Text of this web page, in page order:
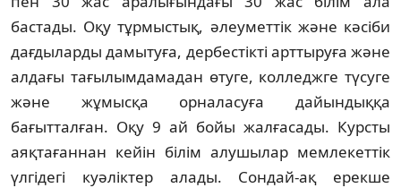
бастады. Оқу тұрмыстық, әлеуметтік және кәсіби
дағдыларды дамытуға, дербестікті арттыруға және
алдағы тағылымдамадан өтуге, колледжге түсуге
және жұмысқа орналасуға дайындыққа
бағытталған. Оқу 9 ай бойы жалғасады. Курсты
аяқтағаннан кейін білім алушылар мемлекеттік
үлгідегі куәліктер алады. Сондай-ақ ерекше